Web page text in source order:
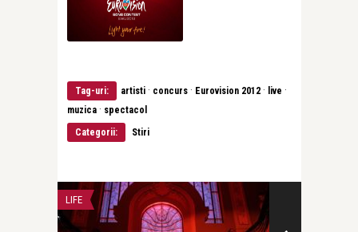
Tag-uri: artisti · concurs · Eurovision 2012 · live ·
muzica · spectacol
Categorii:
Stiri
LIFE